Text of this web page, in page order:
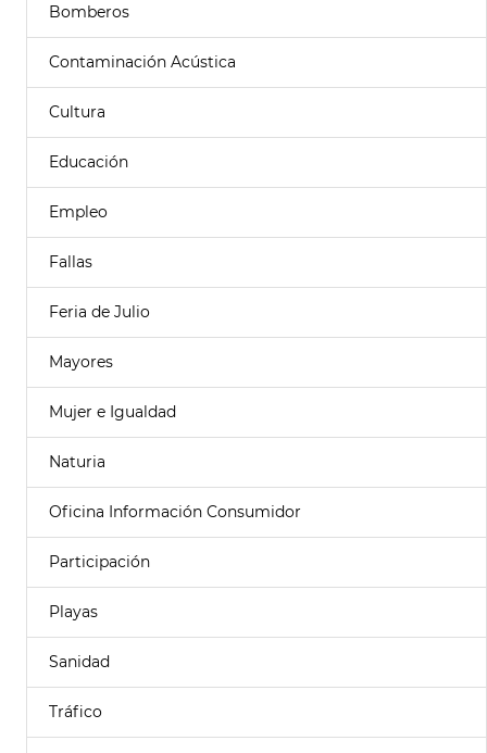
Bomberos
Contaminación Acústica
Cultura
Educación
Empleo
Fallas
Feria de Julio
Mayores
Mujer e Igualdad
Naturia
Oficina Información Consumidor
Participación
Playas
Sanidad
Tráfico